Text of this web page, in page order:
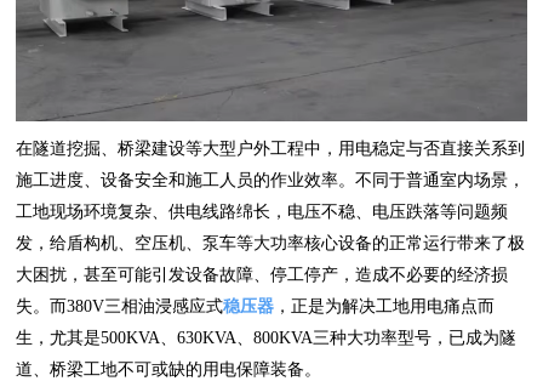
在隧道挖掘、桥梁建设等大型户外工程中，用电稳定与否直接关系到
施工进度、设备安全和施工人员的作业效率。不同于普通室内场景，
工地现场环境复杂、供电线路绵长，电压不稳、电压跌落等问题频
发，给盾构机、空压机、泵车等大功率核心设备的正常运行带来了极
大困扰，甚至可能引发设备故障、停工停产，造成不必要的经济损
失。而380V三相油浸感应式稳压器 ，正是为解决工地用电痛点而
生，尤其是500KVA、630KVA、800KVA三种大功率型号，已成为隧
道、桥梁工地不可或缺的用电保障装备。